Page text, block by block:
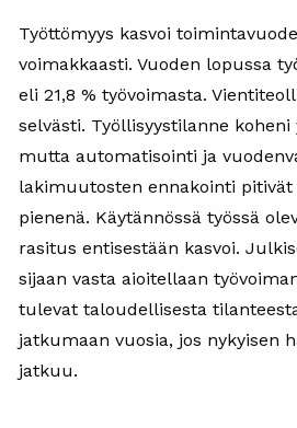
Työttömyys kasvoi
voimakkaasti. Vuoden lopussa
eli 21,8 % työvoimasta.
selvästi. Työllisyystilanne
mutta automatisointi ja
lakimuutosten ennakointi pitivät
pienenä. Käytännössä työssä
rasitus entisestään kasvoi.
sijaan vasta aioitellaan
tulevat taloudellisesta
jatkumaan vuosia, jos nykyisen
jatkuu.